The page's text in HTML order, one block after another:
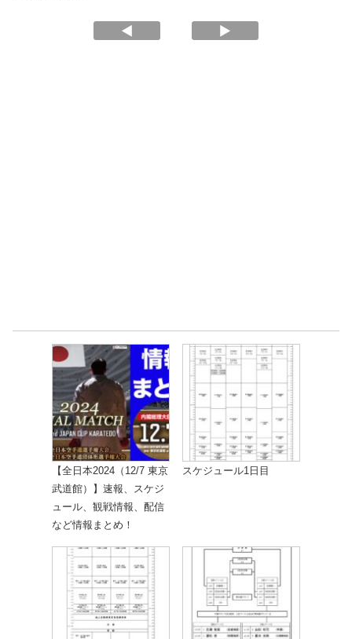
【全日本2024（12/7 東京
武道館）】速報、スケジ
ュール、観戦情報、配信
など情報まとめ！
スケジュール1日目